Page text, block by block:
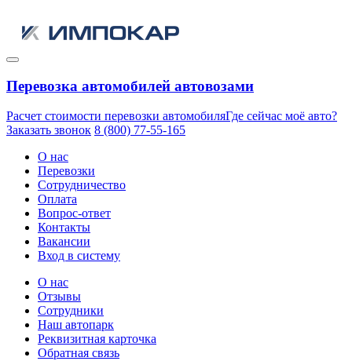
Перевозка автомобилей автовозами
Расчет стоимости перевозки автомобиляГде сейчас моё авто?
Заказать звонок 8 (800) 77-55-165
О нас
Перевозки
Сотрудничество
Оплата
Вопрос-ответ
Контакты
Вакансии
Вход в систему
О нас
Отзывы
Сотрудники
Наш автопарк
Реквизитная карточка
Обратная связь